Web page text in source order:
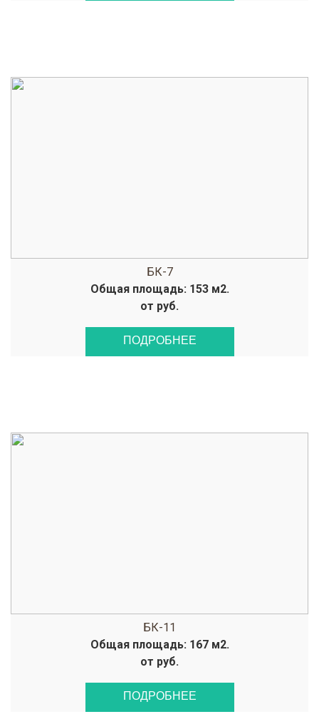
БК-7
Общая площадь: 153 м2.
от руб.
ПОДРОБНЕЕ
БК-11
Общая площадь: 167 м2.
от руб.
ПОДРОБНЕЕ